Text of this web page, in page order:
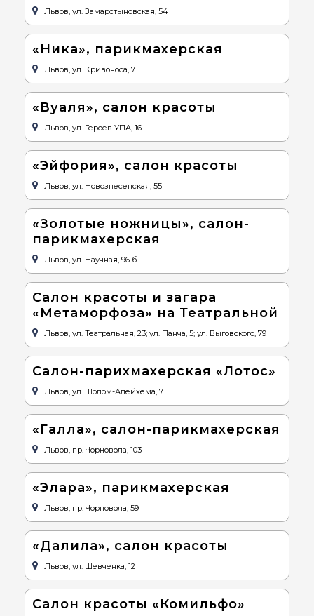
Львов, ул. Замарстыновская, 54
«Ника», парикмахерская
Львов, ул. Кривоноса, 7
«Вуаля», салон красоты
Львов, ул. Героев УПА, 16
«Эйфория», салон красоты
Львов, ул. Новознесенская, 55
«Золотые ножницы», салон-
парикмахерская
Львов, ул. Научная, 96 б
Салон красоты и загара
«Метаморфоза» на Театральной
Львов, ул. Театральная, 23; ул. Панча, 5; ул. Выговского, 79
Салон-парихмахерская «Лотос»
Львов, ул. Шолом-Алейхема, 7
«Галла», салон-парикмахерская
Львов, пр. Чорновола, 103
«Элара», парикмахерская
Львов, пр. Чорновола, 59
«Далила», салон красоты
Львов, ул. Шевченка, 12
Салон красоты «Комильфо»